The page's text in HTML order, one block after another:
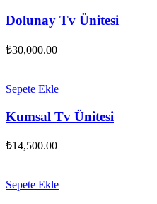
Dolunay Tv Ünitesi
₺30,000.00
Sepete Ekle
Kumsal Tv Ünitesi
₺14,500.00
Sepete Ekle